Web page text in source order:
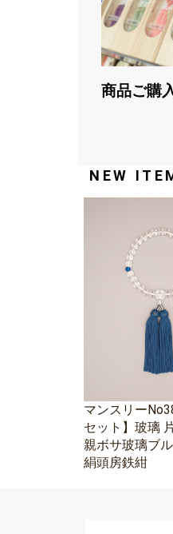
商品ご購
NEW
マンスリー
セット】玻璃
親ボサ玻璃ブ
絹頭房鉄紺